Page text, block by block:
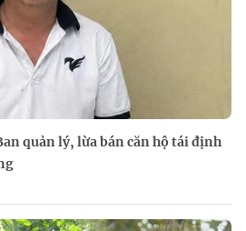
quản lý, lừa bán căn hộ tái định